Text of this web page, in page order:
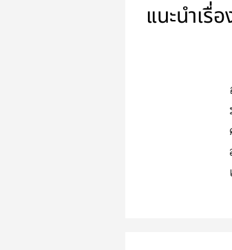
แนะนำเรื่อ